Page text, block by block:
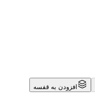
افزودن به قفسه